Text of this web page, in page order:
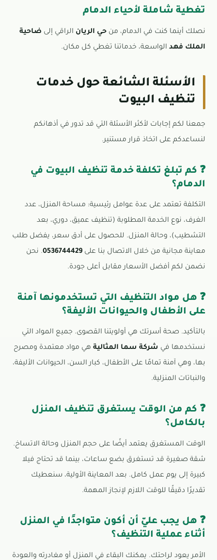
تغطية شاملة لأحياء الدمام
نصلك أينما كنت في الدمام، من حي الريان الراقي إلى ضاحية
الملك فهد الواسعة، خدماتنا تغطي كل مكان.
الأسئلة الشائعة حول خدمات
تنظيف البيوت
جمعنا لكم إجابات لأكثر الأسئلة التي قد تدور في أذهانكم
لنساعدكم على اتخاذ قرار مستنير.
❓ كم تبلغ تكلفة خدمة تنظيف البيوت في
الدمام؟
التكلفة تعتمد على عدة عوامل رئيسية: مساحة المنزل، عدد
الغرف، نوع الخدمة المطلوبة (تنظيف عميق، دوري، بعد
التشطيب)، وحالة المنزل. للحصول على أدق سعر، يفضل طلب
معاينة مجانية من خلال الاتصال بنا على 0536744429. نحن
نضمن لكم أفضل الأسعار مقابل أعلى جودة.
❓ هل مواد التنظيف التي تستخدمونها آمنة
على الأطفال والحيوانات الأليفة؟
بالتأكيد. صحة أسرتك هي أولويتنا القصوى. جميع المواد التي
نستخدمها في شركة سما المثالية هي مواد معتمدة ومصرح
بها، وهي آمنة تمامًا على الأطفال، كبار السن، الحيوانات الأليفة،
والنباتات المنزلية.
❓ كم من الوقت يستغرق تنظيف المنزل
بالكامل؟
الوقت المستغرق يعتمد أيضًا على حجم المنزل وحالة الاتساخ.
شقة صغيرة قد تستغرق بضع ساعات، بينما قد تحتاج فيلا
كبيرة إلى يوم عمل كامل. بعد المعاينة الأولية، سنعطيك
تقديرًا دقيقًا للوقت اللازم لإنجاز المهمة.
❓ هل يجب عليّ أن أكون متواجدًا في المنزل
أثناء عملية التنظيف؟
الأمر يعود لراحتك. يمكنك البقاء في المنزل أو مغادرته والعودة